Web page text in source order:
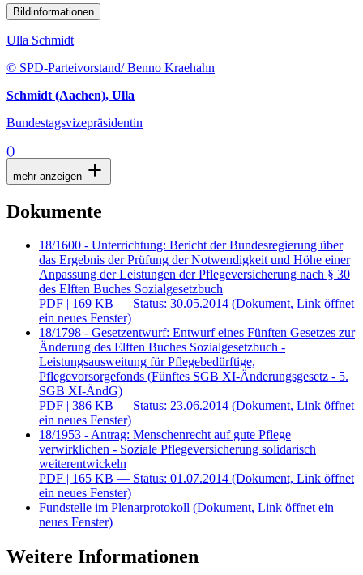
Bildinformationen
Ulla Schmidt
© SPD-Parteivorstand/ Benno Kraehahn
Schmidt (Aachen), Ulla
Bundestagsvizepräsidentin
()
mehr anzeigen
Dokumente
18/1600 - Unterrichtung: Bericht der Bundesregierung über
das Ergebnis der Prüfung der Notwendigkeit und Höhe einer
Anpassung der Leistungen der Pflegeversicherung nach § 30
des Elften Buches Sozialgesetzbuch
PDF | 169 KB — Status: 30.05.2014 (Dokument, Link öffnet
ein neues Fenster)
18/1798 - Gesetzentwurf: Entwurf eines Fünften Gesetzes zur
Änderung des Elften Buches Sozialgesetzbuch -
Leistungsausweitung für Pflegebedürftige,
Pflegevorsorgefonds (Fünftes SGB XI-Änderungsgesetz - 5.
SGB XI-ÄndG)
PDF | 386 KB — Status: 23.06.2014 (Dokument, Link öffnet
ein neues Fenster)
18/1953 - Antrag: Menschenrecht auf gute Pflege
verwirklichen - Soziale Pflegeversicherung solidarisch
weiterentwickeln
PDF | 165 KB — Status: 01.07.2014 (Dokument, Link öffnet
ein neues Fenster)
Fundstelle im Plenarprotokoll (Dokument, Link öffnet ein
neues Fenster)
Weitere Informationen